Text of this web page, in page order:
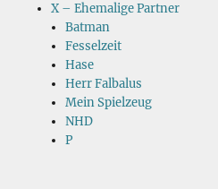
X – Ehemalige Partner
Batman
Fesselzeit
Hase
Herr Falbalus
Mein Spielzeug
NHD
P